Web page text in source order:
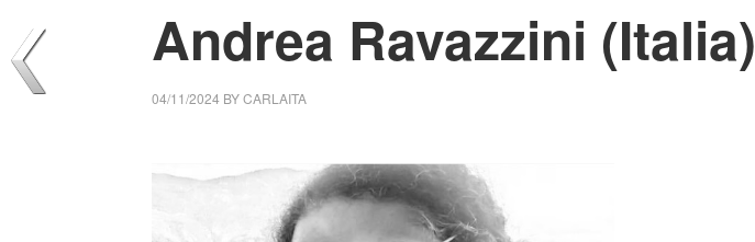
Andrea Ravazzini (Italia)
04/11/2024 BYCARLAITA